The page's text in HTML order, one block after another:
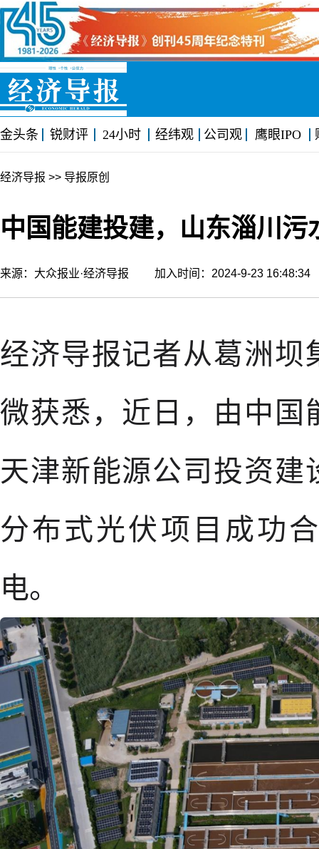
金头条 锐财评 24小时 经纬观 公司观 鹰眼IPO
经济导报 >> 导报原创
中国能建投建，山东淄川
来源：大众报业·经济导报 加入时间：2024-9-23
经济导报记者从葛洲坝
微获悉，近日，由中国
天津新能源公司投资建
分布式光伏项目成功
电。